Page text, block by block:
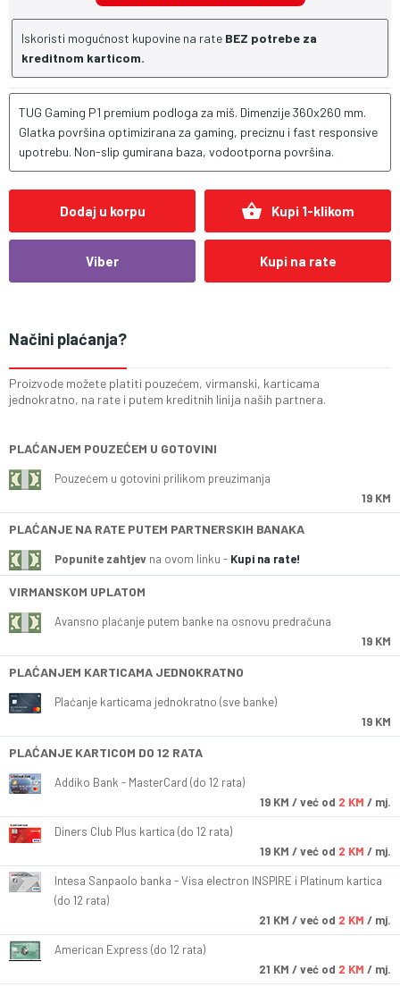
Iskoristi mogućnost kupovine na rate BEZ potrebe za
kreditnom karticom.
TUG Gaming P1 premium podloga za miš. Dimenzije 360x260 mm.
Glatka površina optimizirana za gaming, preciznu i fast responsive
upotrebu. Non-slip gumirana baza, vodootporna površina.
Dodaj u korpu shopping_basket Kupi 1-klikom
Viber Kupi na rate
Načini plaćanja?
Proizvode možete platiti pouzećem, virmanski, karticama
jednokratno, na rate i putem kreditnih linija naših partnera.
PLAĆANJEM POUZEĆEM U GOTOVINI
Pouzećem u gotovini prilikom preuzimanja
19 KM
PLAĆANJE NA RATE PUTEM PARTNERSKIH BANAKA
Popunite zahtjev na ovom linku - Kupi na rate!
VIRMANSKOM UPLATOM
Avansno plaćanje putem banke na osnovu predračuna
19 KM
PLAĆANJEM KARTICAMA JEDNOKRATNO
Plaćanje karticama jednokratno (sve banke)
19 KM
PLAĆANJE KARTICOM DO 12 RATA
Addiko Bank - MasterCard (do 12 rata)
19 KM / već od 2 KM / mj.
Diners Club Plus kartica (do 12 rata)
19 KM / već od 2 KM / mj.
Intesa Sanpaolo banka - Visa electron INSPIRE i Platinum kartica
(do 12 rata)
21 KM / već od 2 KM / mj.
American Express (do 12 rata)
21 KM / već od 2 KM / mj.